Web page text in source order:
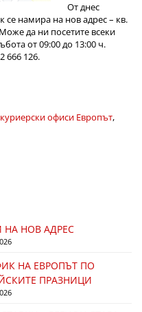
От днес
се намира на нов адрес – кв.
да ни посетите всеки
от 09:00 до 13:00 ч.
666 126.
куриерски офиси Европът,
НА НОВ АДРЕС
НА ЕВРОПЪТ ПО
ПРАЗНИЦИ